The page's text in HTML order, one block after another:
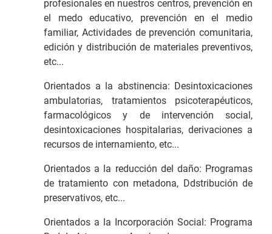
profesionales en nuestros centros, prevención en
el medo educativo, prevención en el medio
familiar, Actividades de prevención comunitaria,
edición y distribución de materiales preventivos,
etc...
Orientados a la abstinencia: Desintoxicaciones
ambulatorias, tratamientos psicoterapéuticos,
farmacológicos y de intervención social,
desintoxicaciones hospitalarias, derivaciones a
recursos de internamiento, etc...
Orientados a la reducción del daño: Programas
de tratamiento con metadona, Ddstribución de
preservativos, etc...
Orientados a la Incorporación Social: Programa